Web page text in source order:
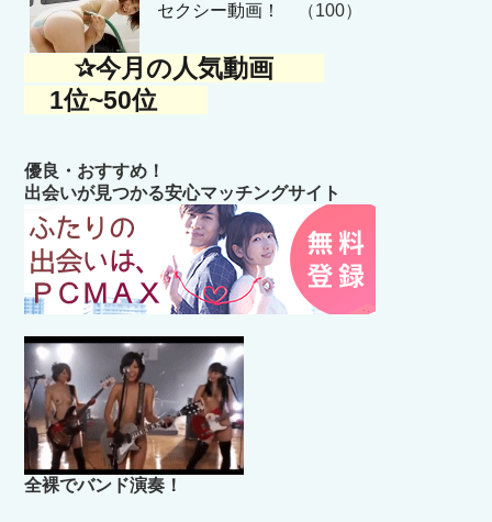
セクシー動画！
（100）
✰今月の人気動画
1位~50位
優良・おすすめ！
出会いが見つかる安心マッチングサイト
全裸でバンド演奏！